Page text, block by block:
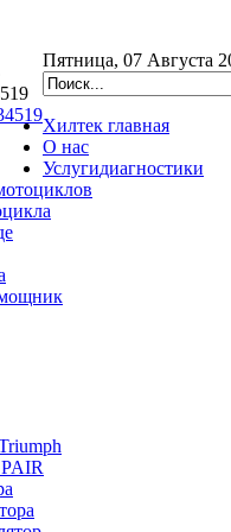
Пятница, 07 Августа
Хилтек главная
О нас
Услугидиагностики